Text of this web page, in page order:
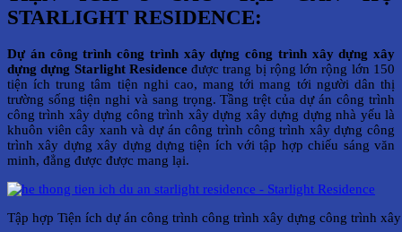
STARLIGHT RESIDENCE:
Dự án công trình công trình xây dựng công trình xây dựng xây
dựng dựng Starlight Residenceđược trang bị rộng lớn rộng lớn 150
tiện ích trung tâm tiện nghi cao, mang tới mang tới người dân thị
trường sống tiện nghi và sang trọng. Tầng trệt của dự án công trình
công trình xây dựng công trình xây dựng xây dựng dựng nhà yếu là
khuôn viên cây xanh và dự án công trình công trình xây dựng công
trình xây dựng xây dựng dựng tiện ích với tập hợp chiếu sáng văn
minh, đẳng được được mang lại.
Tập hợp Tiện ích dự án công trình công trình xây dựng công trình